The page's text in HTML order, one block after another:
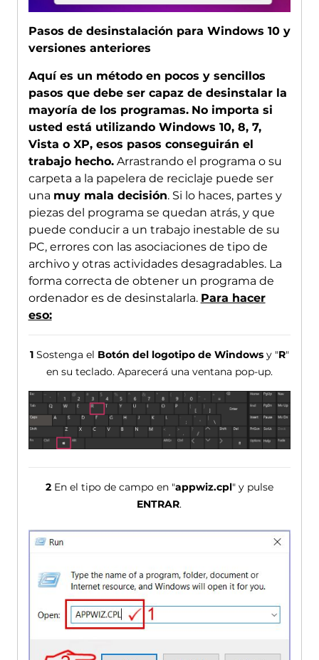
Pasos de desinstalación para Windows 10 y
versiones anteriores
Aquí es un método en pocos y sencillos
pasos que debe ser capaz de desinstalar la
mayoría de los programas. No importa si
usted está utilizando Windows 10, 8, 7,
Vista o XP, esos pasos conseguirán el
trabajo hecho.Arrastrando el programa o su
carpeta a la papelera de reciclaje puede ser
una muy mala decisión. Si lo haces, partes y
piezas del programa se quedan atrás, y que
puede conducir a un trabajo inestable de su
PC, errores con las asociaciones de tipo de
archivo y otras actividades desagradables. La
forma correcta de obtener un programa de
ordenador es de desinstalarla. Para hacer
eso:
1Sostenga el Botón del logotipo de Windowsy "R"
en su teclado. Aparecerá una ventana pop-up.
2En el tipo de campo en "appwiz.cpl" y pulse
ENTRAR.